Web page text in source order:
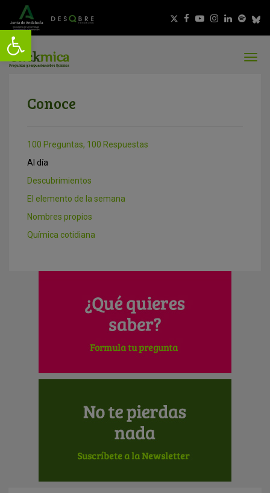
Conoce
100 Preguntas, 100 Respuestas
Al día
Descubrimientos
El elemento de la semana
Nombres propios
Química cotidiana